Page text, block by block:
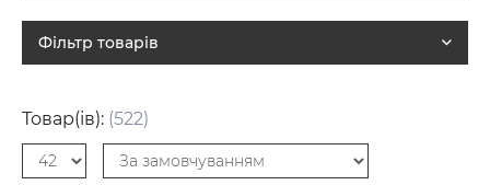
Фільтр товарів
Товар(ів): (522)